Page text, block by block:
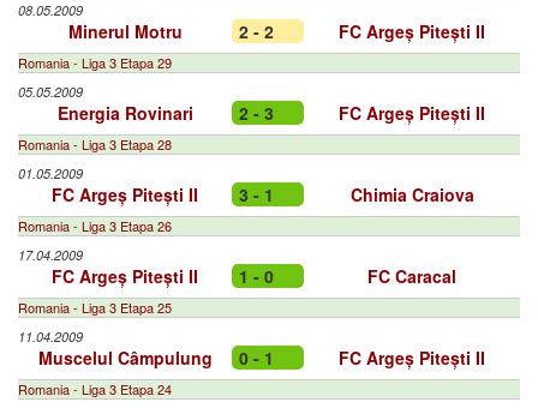
08.05.2009
Minerul Motru 2 - 2 FC Argeș Pitești II
Romania - Liga 3 Etapa 29
05.05.2009
Energia Rovinari 2 - 3 FC Argeș Pitești II
Romania - Liga 3 Etapa 28
01.05.2009
FC Argeș Pitești II 3 - 1 Chimia Craiova
Romania - Liga 3 Etapa 26
17.04.2009
FC Argeș Pitești II 1 - 0 FC Caracal
Romania - Liga 3 Etapa 25
11.04.2009
Muscelul Câmpulung 0 - 1 FC Argeș Pitești II
Romania - Liga 3 Etapa 24